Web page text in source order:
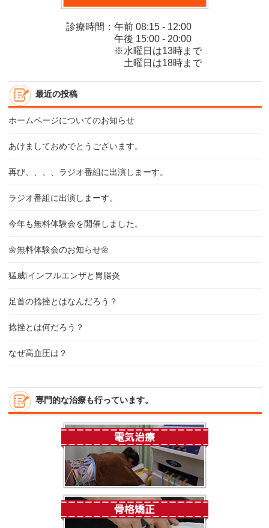
診療時間：午前 08:15 - 12:00
午後 15:00 - 20:00
※水曜日は13時まで
土曜日は18時まで
最近の投稿
ホームページについてのお知らせ
あけましておめでとうございます。
再び、、、、ラジオ番組に出演しまーす。
ラジオ番組に出演しまーす。
今年も無料体験会を開催しました。
🌼無料体験会のお知らせ🌼
猛威❕インフルエンザと胃腸炎
足首の捻挫とはなんだろう？
捻挫とは何だろう？
なぜ高血圧は？
専門的な治療も行っています。